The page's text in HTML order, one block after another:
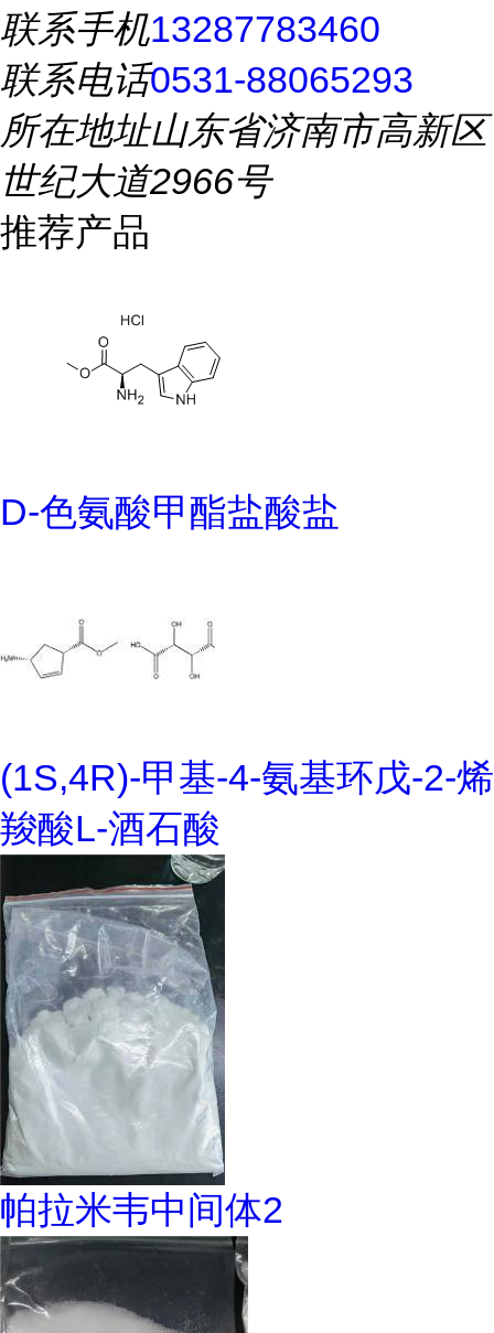
联系手机13287783460
联系电话0531-88065293
所在地址山东省济南市高新区
世纪大道2966号
推荐产品
D-色氨酸甲酯盐酸盐
(1S,4R)-甲基-4-氨基环戊-2-烯
羧酸L-酒石酸
帕拉米韦中间体2